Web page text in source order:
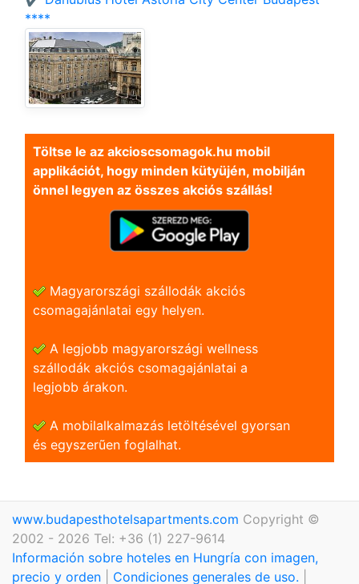
****
Töltse le az akcioscsomagok.hu mobil
applikációt, hogy minden kütyüjén, mobilján
önnel legyen az összes akciós szállás!
Magyarországi szállodák akciós
csomagajánlatai egy helyen.
A legjobb magyarországi wellness
szállodák akciós csomagajánlatai a
legjobb árakon.
A mobilalkalmazás letöltésével gyorsan
és egyszerũen foglalhat.
www.budapesthotelsapartments.com Copyright ©
2002 - 2026 Tel: +36 (1) 227-9614
Información sobre hoteles en Hungría con imagen,
precio y orden
Condiciones generales de uso.